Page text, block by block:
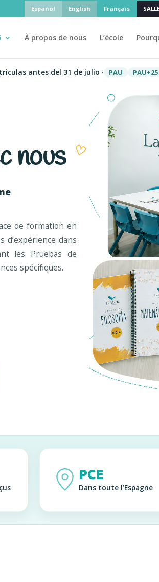
Español English Français
À propos de nous L’école
del 31 de julio · PAU PAU+25 PCE
nous ♡
de formation en
dans
les Pruebas de
spécifiques.
PCE
Dans toute l’Espagne